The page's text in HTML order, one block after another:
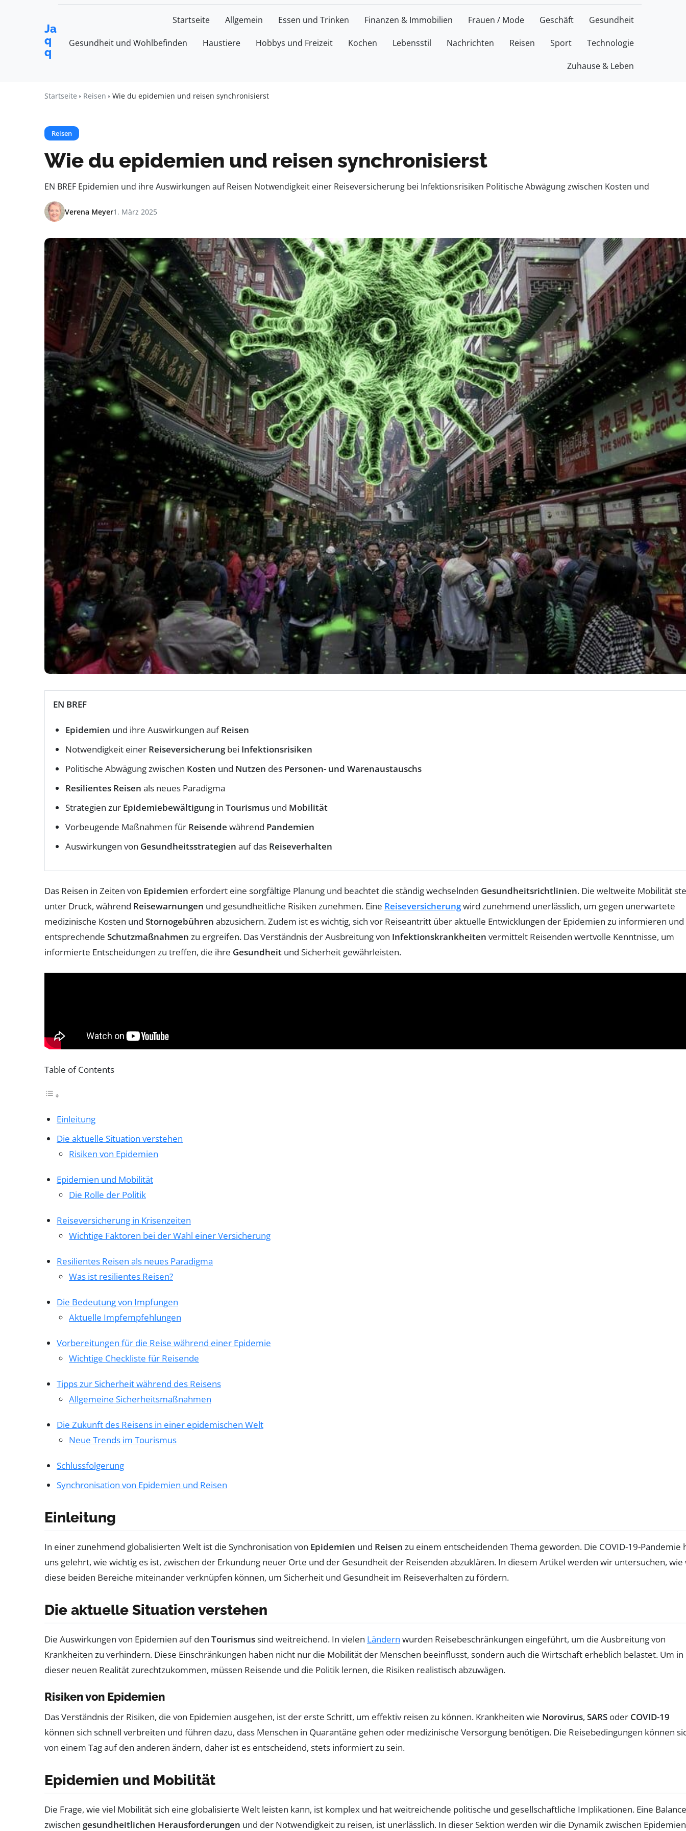
Ja
q
q
Startseite Allgemein Essen und Trinken Finanzen & Immobilien Frauen / Mode Geschäft Gesundheit
Gesundheit und Wohlbefinden Haustiere Hobbys und Freizeit Kochen Lebensstil Nachrichten Reisen Sport Technologie
Zuhause & Leben
Startseite Reisen Wie du epidemien und reisen synchronisierst
Reisen
Wie du epidemien und reisen synchronisierst
EN BREF Epidemien und ihre Auswirkungen auf Reisen Notwendigkeit einer Reiseversicherung bei Infektionsrisiken Politische Abwägung zwischen Kosten und
Verena Meyer1. März 2025
EN BREF
Epidemien und ihre Auswirkungen aufReisen
Notwendigkeit einer Reiseversicherungbei Infektionsrisiken
Politische Abwägung zwischen Kosten und Nutzen des Personen- und Warenaustauschs
Resilientes Reisen als neues Paradigma
Strategien zur Epidemiebewältigungin Tourismus und Mobilität
Vorbeugende Maßnahmen für Reisende während Pandemien
Auswirkungen von Gesundheitsstrategien auf das Reiseverhalten
Das Reisen in Zeiten von Epidemien erfordert eine sorgfältige Planung und beachtet die ständig wechselnden Gesundheitsrichtlinien. Die weltweite Mobilität
unter Druck, während Reisewarnungen und gesundheitliche Risiken zunehmen. Eine Reiseversicherungwird zunehmend unerlässlich, um gegen unerwartete
medizinische Kosten und Stornogebühren abzusichern. Zudem ist es wichtig, sich vor Reiseantritt über aktuelle Entwicklungen der Epidemien zu informieren und
entsprechende Schutzmaßnahmen zu ergreifen. Das Verständnis der Ausbreitung von Infektionskrankheiten vermittelt Reisenden wertvolle Kenntnisse, um
informierte Entscheidungen zu treffen, die ihre Gesundheit und Sicherheit gewährleisten.
Table of Contents
Einleitung
Die aktuelle Situation verstehen
Risiken von Epidemien
Epidemien und Mobilität
Die Rolle der Politik
Reiseversicherung in Krisenzeiten
Wichtige Faktoren bei der Wahl einer Versicherung
Resilientes Reisen als neues Paradigma
Was ist resilientes Reisen?
Die Bedeutung von Impfungen
Aktuelle Impfempfehlungen
Vorbereitungen für die Reise während einer Epidemie
Wichtige Checkliste für Reisende
Tipps zur Sicherheit während des Reisens
Allgemeine Sicherheitsmaßnahmen
Die Zukunft des Reisens in einer epidemischen Welt
Neue Trends im Tourismus
Schlussfolgerung
Synchronisation von Epidemien und Reisen
Einleitung
In einer zunehmend globalisierten Welt ist die Synchronisation von Epidemien und Reisen zu einem entscheidenden Thema geworden. Die COVID-19-Pandemie
uns gelehrt, wie wichtig es ist, zwischen der Erkundung neuer Orte und der Gesundheit der Reisenden abzuklären. In diesem Artikel werden wir untersuchen, wie
diese beiden Bereiche miteinander verknüpfen können, um Sicherheit und Gesundheit im Reiseverhalten zu fördern.
Die aktuelle Situation verstehen
Die Auswirkungen von Epidemien auf den Tourismussind weitreichend. In vielen Ländern wurden Reisebeschränkungen eingeführt, um die Ausbreitung von
Krankheiten zu verhindern. Diese Einschränkungen haben nicht nur die Mobilität der Menschen beeinflusst, sondern auch die Wirtschaft erheblich belastet. Um in
dieser neuen Realität zurechtzukommen, müssen Reisende und die Politik lernen, die Risiken realistisch abzuwägen.
Risiken von Epidemien
Das Verständnis der Risiken, die von Epidemien ausgehen, ist der erste Schritt, um effektiv reisen zu können. Krankheiten wie Norovirus, SARS oder COVID-19
können sich schnell verbreiten und führen dazu, dass Menschen in Quarantäne gehen oder medizinische Versorgung benötigen. Die Reisebedingungen können
von einem Tag auf den anderen ändern, daher ist es entscheidend, stets informiert zu sein.
Epidemien und Mobilität
Die Frage, wie viel Mobilität sich eine globalisierte Welt leisten kann, ist komplex und hat weitreichende politische und gesellschaftliche Implikationen. Eine Balance
zwischen gesundheitlichen Herausforderungen und der Notwendigkeit zu reisen, ist unerlässlich. In dieser Sektion werden wir die Dynamik zwischen Epidemien